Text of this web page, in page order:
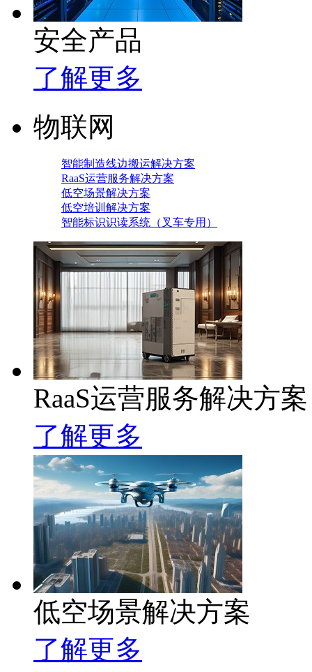
安全产品
了解更多
物联网
智能制造线边搬运解决方案
RaaS运营服务解决方案
低空场景解决方案
低空培训解决方案
智能标识识读系统（叉车专用）
RaaS运营服务解决方案
了解更多
低空场景解决方案
了解更多